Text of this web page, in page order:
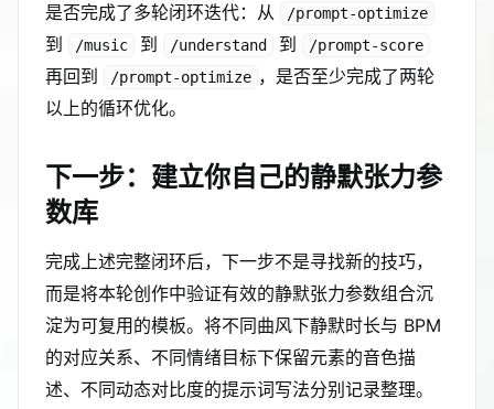
是否完成了多轮闭环迭代：从 /prompt-optimize
到 /music 到 /understand 到 /prompt-score
再回到 /prompt-optimize ，是否至少完成了两轮
以上的循环优化。
下一步：建立你自己的静默张力参
数库
完成上述完整闭环后，下一步不是寻找新的技巧，
而是将本轮创作中验证有效的静默张力参数组合沉
淀为可复用的模板。将不同曲风下静默时长与 BPM
的对应关系、不同情绪目标下保留元素的音色描
述、不同动态对比度的提示词写法分别记录整理。